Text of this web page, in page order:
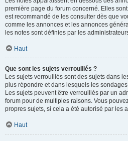
première page du forum concerné. Elles
est recommandé de les consulter dès que
comme les annonces et les annonces
les notes sont définies par les
Haut
Que sont les sujets verrouillés ?
Les sujets verrouillés sont des sujets dans
plus répondre et dans lesquels les
Les sujets peuvent être verrouillés par un
forum pour de multiples raisons. Vous
propres sujets, si cela a été autorisé par les
Haut